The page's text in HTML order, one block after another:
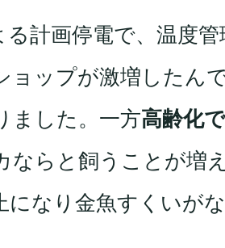
る計画停電で、温度
ップが激増したん
ました。一方高齢化で
ならと飼うことが増
なり金魚すくいが